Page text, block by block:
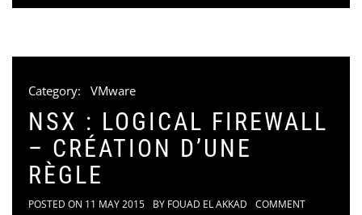
Category: VMware
NSX : LOGICAL FIREWALL
– CRÉATION D’UNE
RÈGLE
POSTED ON 11 MAY 2015 BY FOUAD EL AKKAD COMMENT